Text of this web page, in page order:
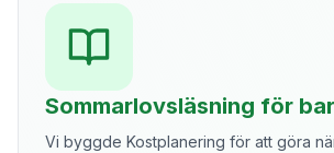
Sommarlovsläsning för
Vi byggde Kostplanering för att göra